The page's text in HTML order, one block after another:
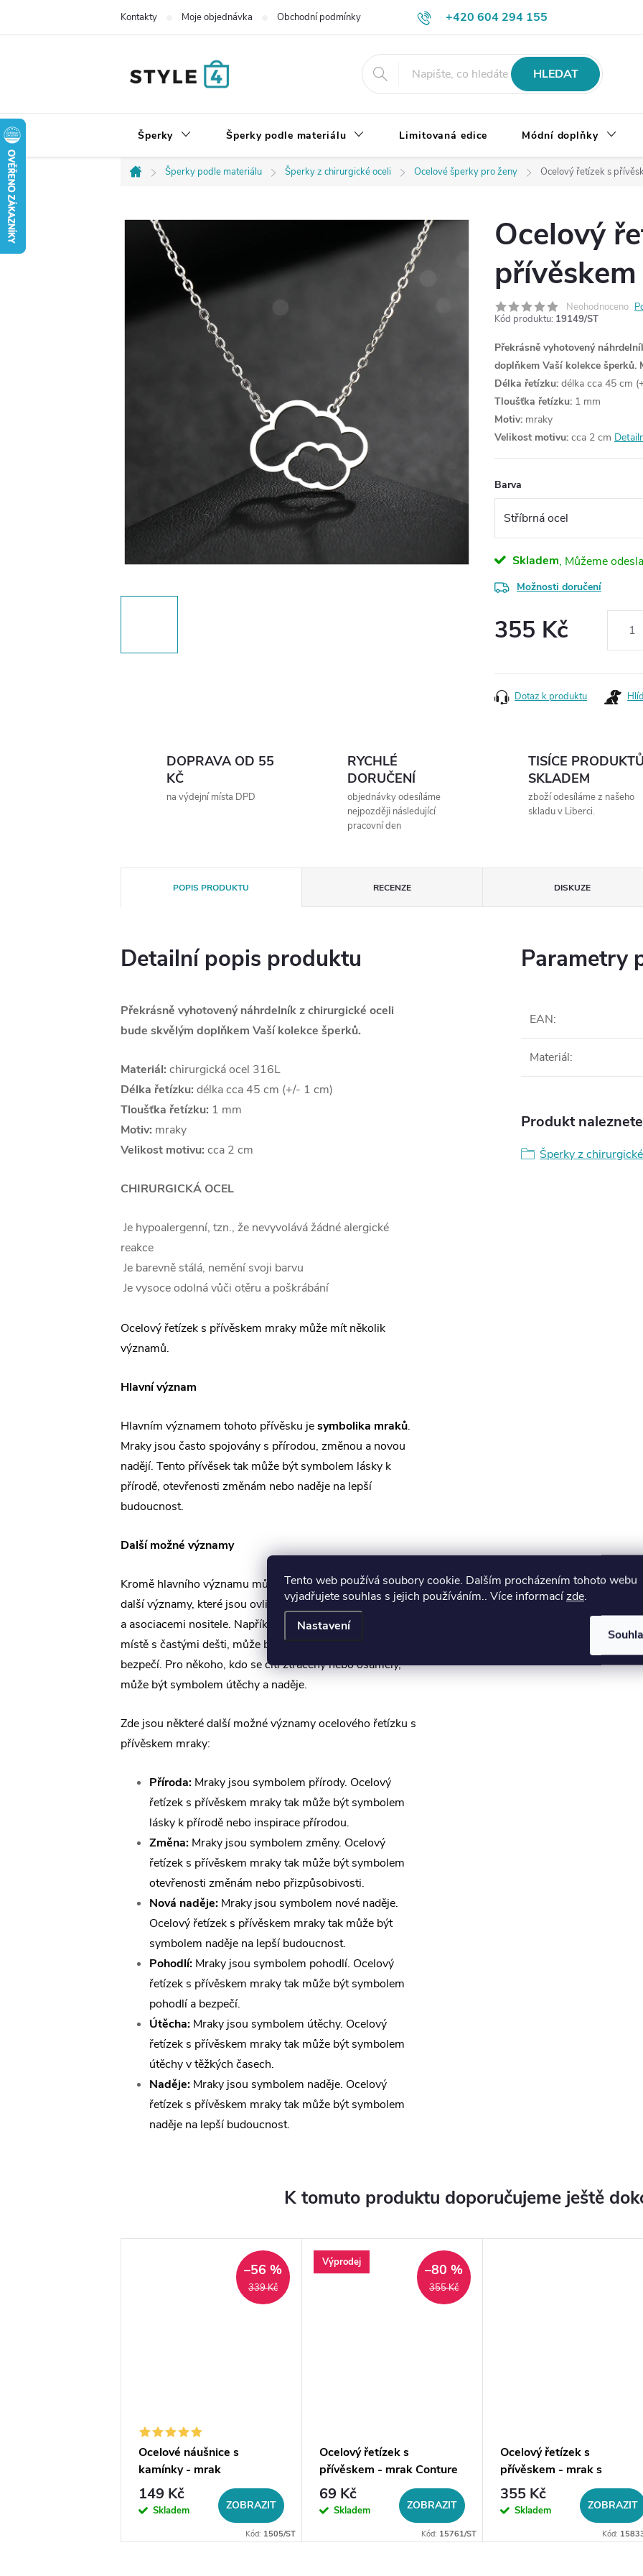
Tento web používá soubory cookie. Dalším procházením tohoto webu
vyjadřujete souhlas s jejich používáním.. Více informacízde.
Nastavení
+420 604 294 155
Kontakty Moje objednávka Obchodní podmínky Výměna, vrácení a reklamace zboží
HLEDAT
Šperky Šperky podle materiálu Limitovaná edice Módní doplňky
Domů
Šperky podle materiálu Šperky z chirurgické oceli Ocelové šperky pro ženy Ocelový řetízek s
Ocelový
Neohodnoceno
Kód produktu: 19149/ST
Překrásně vyhotovený
doplňkem Vaší kolekce šperků.
Délka řetízku: délka cca 45 cm
Tloušťka řetízku: 1 mm
Motiv: mraky
Velikost motivu: cca 2 cm
Barva
Skladem
Možnosti doručení
355 Kč
Dotaz k produktu
DOPRAVA OD 55
KČ
na výdejní místa DPD
RYCHLÉ
DORUČENÍ
objednávky odesíláme
nejpozději následující
pracovní den
TISÍCE
SKLADEM
zboží odesíláme z našeho
skladu v Liberci.
POPIS PRODUKTU RECENZE DISKUZE
Detailní popis produktu
Překrásně vyhotovený náhrdelník z chirurgické oceli
bude skvělým doplňkem Vaší kolekce šperků.
Materiál: chirurgická ocel 316L
Délka řetízku: délka cca 45 cm (+/- 1 cm)
Tloušťka řetízku: 1 mm
Motiv: mraky
Velikost motivu: cca 2 cm
CHIRURGICKÁ OCEL
Je hypoalergenní, tzn., že nevyvolává žádné alergické
reakce
Je barevně stálá, nemění svoji barvu
Je vysoce odolná vůči otěru a poškrábání
Ocelový řetízek s přívěskem mraky může mít několik
významů.
Hlavní význam
Hlavním významem tohoto přívěsku jesymbolika mraků.
Mraky jsou často spojovány s přírodou, změnou a novou
nadějí. Tento přívěsek tak může být symbolem lásky k
přírodě, otevřenosti změnám nebo naděje na lepší
budoucnost.
Další možné významy
Kromě hlavního významu může tento přívěsek mít také
další významy, které jsou ovlivněny osobními zkušenostmi
a asociacemi nositele. Například pro někoho, kdo žije v
místě s častými dešti, může být symbolem pohodlí a
bezpečí. Pro někoho, kdo se cítí ztracený nebo osamelý,
může být symbolem útěchy a naděje.
Zde jsou některé další možné významy ocelového řetízku s
přívěskem mraky:
Příroda: Mraky jsou symbolem přírody. Ocelový
řetízek s přívěskem mraky tak může být symbolem
lásky k přírodě nebo inspirace přírodou.
Změna: Mraky jsou symbolem změny. Ocelový
řetízek s přívěskem mraky tak může být symbolem
otevřenosti změnám nebo přizpůsobivosti.
Nová naděje: Mraky jsou symbolem nové naděje.
Ocelový řetízek s přívěskem mraky tak může být
symbolem naděje na lepší budoucnost.
Pohodlí: Mraky jsou symbolem pohodlí. Ocelový
řetízek s přívěskem mraky tak může být symbolem
pohodlí a bezpečí.
Útěcha: Mraky jsou symbolem útěchy. Ocelový
řetízek s přívěskem mraky tak může být symbolem
útěchy v těžkých časech.
Naděje: Mraky jsou symbolem naděje. Ocelový
řetízek s přívěskem mraky tak může být symbolem
naděje na lepší budoucnost.
Parametry
EAN:
Materiál:
Produkt
Šperky z
K tomuto produktu doporučujeme ještě
339 Kč
–56 %
Ocelové náušnice s
kamínky - mrak
149 Kč
Skladem ZOBRAZIT
Kód: 1505/ST
Výprodej
355 Kč
–80 %
Ocelový řetízek s
přívěskem - mrak Conture
69 Kč
Skladem ZOBRAZIT
Kód: 15761/ST
Ocelový řetízek s
přívěskem - mrak s
měsícem a hvězdami
355 Kč
Skladem ZOBRAZIT
Kód: